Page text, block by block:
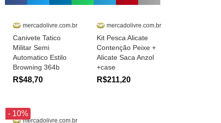
mercadolivre.com.br
Canivete Tatico
Militar Semi
Automatico Estilo
Browning 364b
R$48,70
mercadolivre.com.br
Kit Pesca Alicate
Contenção Peixe +
Alicate Saca Anzol
+case
R$211,20
- 10%
mercadolivre.com.br